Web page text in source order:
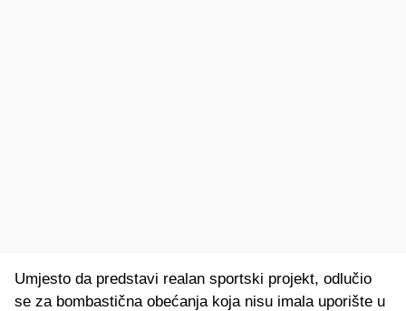
Umjesto da predstavi realan sportski projekt, odlučio
se za bombastična obećanja koja nisu imala uporište u